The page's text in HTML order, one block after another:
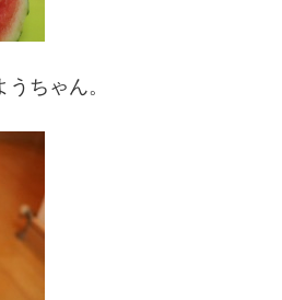
ちゃん。